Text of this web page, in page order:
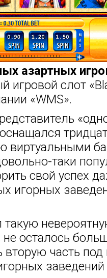
азартных
игровой слот
«WMS».
виртуальными
таки
свой успех
игорных
такую
не осталось
вторую часть
заведений